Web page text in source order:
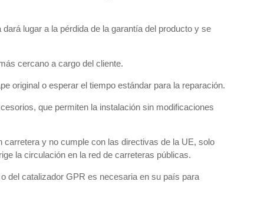
lugar a la pérdida de la garantía del producto y se
cercano a cargo del cliente.
original o esperar el tiempo estándar para la reparación.
que permiten la instalación sin modificaciones
y no cumple con las directivas de la UE, solo
la circulación en la red de carreteras públicas.
del catalizador GPR es necesaria en su país para